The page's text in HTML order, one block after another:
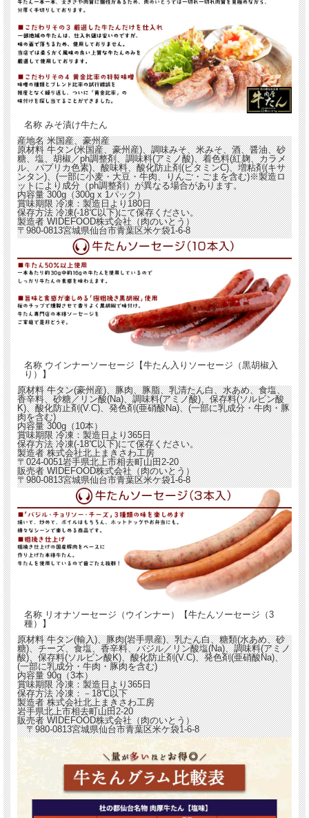
名称 みそ漬け牛たん
産地名 米国産、豪州産
原材料 牛タン(米国産、豪州産)、調味みそ、米みそ、酒、醤油、砂
糖、塩、胡椒／ph調整剤、調味料(アミノ酸)、着色料(紅麹、カラメ
ル、パプリカ色素)、酸味料、酸化防止剤(ビタミンC)、増粘剤(キサ
ンタン)、(一部に小麦・大豆・牛肉、りんご・ごまを含む)※製造ロ
ットにより成分（ph調整剤）が異なる場合があります。
内容量 300g（300g x 1パック）
賞味期限 冷凍：製造日より180日
保存方法 冷凍(-18℃以下)にて保存ください。
製造者 WIDEFOOD株式会社（肉のいとう）
〒980-0813宮城県仙台市青葉区米ケ袋1-6-8
名称 ウインナーソーセージ【牛たん入りソーセージ（黒胡椒入
り）】
原材料 牛タン(豪州産)、豚肉、豚脂、乳清たん白、水あめ、食塩、
香辛料、砂糖／リン酸(Na)、調味料(アミノ酸)、保存料(ソルビン酸
K)、酸化防止剤(V.C)、発色剤(亜硝酸Na)、(一部に乳成分・牛肉・豚
肉を含む)
内容量 300g（10本）
賞味期限 冷凍：製造日より365日
保存方法 冷凍(-18℃以下)にて保存ください。
製造者 株式会社北上まきさわ工房
〒024-0051岩手県北上市相去町山田2-20
販売者 WIDEFOOD株式会社（肉のいとう）
〒980-0813宮城県仙台市青葉区米ケ袋1-6-8
名称 リオナソーセージ（ウインナー）【牛たんソーセージ（3
種）】
原材料 牛タン(輸入)、豚肉(岩手県産)、乳たん白、糖類(水あめ、砂
糖)、チーズ、食塩、香辛料、バジル／リン酸塩(Na)、調味料(アミノ
酸)、保存料(ソルビン酸K)、酸化防止剤(V.C)、発色剤(亜硝酸Na)、
(一部に乳成分・牛肉・豚肉を含む)
内容量 90g（3本）
賞味期限 冷凍：製造日より365日
保存方法 冷凍：－18℃以下
製造者 株式会社北上まきさわ工房
岩手県北上市相去町山田2-20
販売者 WIDEFOOD株式会社（肉のいとう）
〒980-0813宮城県仙台市青葉区米ケ袋1-6-8